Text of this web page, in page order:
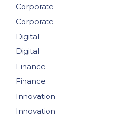
Corporate
Corporate
Digital
Digital
Finance
Finance
Innovation
Innovation